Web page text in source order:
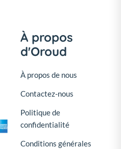
À propos
d'Oroud
À propos de nous
Contactez-nous
Politique de
confidentialité
Conditions générales